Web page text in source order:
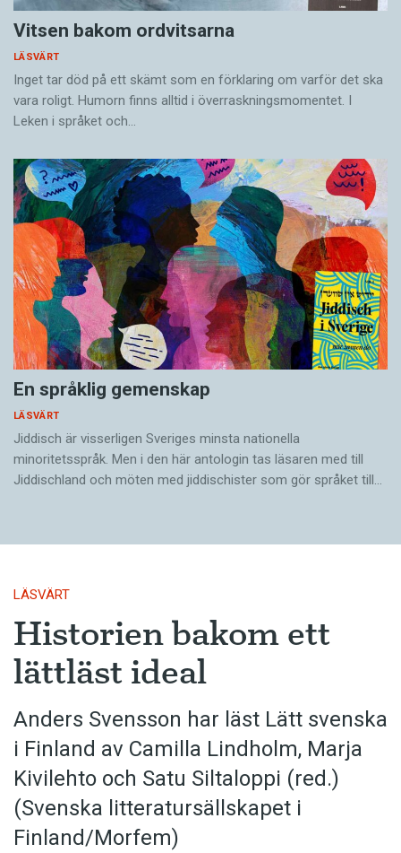
Vitsen bakom ordvitsarna
LÄSVÄRT
Inget tar död på ett skämt som en förklaring om varför det ska
vara roligt. Humorn finns alltid i överrask­ningsmomentet. I
Leken i språket och…
En språklig gemenskap
LÄSVÄRT
Jiddisch är visserligen Sveriges minsta nationella
minoritetsspråk. Men i den här antologin tas läsaren med till
Jiddischland och möten med jiddischister som gör språket till…
LÄSVÄRT
Historien bakom ett
lättläst ideal
Anders Svensson har läst Lätt svenska
i Finland av Camilla Lindholm, Marja
Kivilehto och Satu Siltaloppi (red.)
(Svenska litteratur­sällskapet i
Finland/Morfem)